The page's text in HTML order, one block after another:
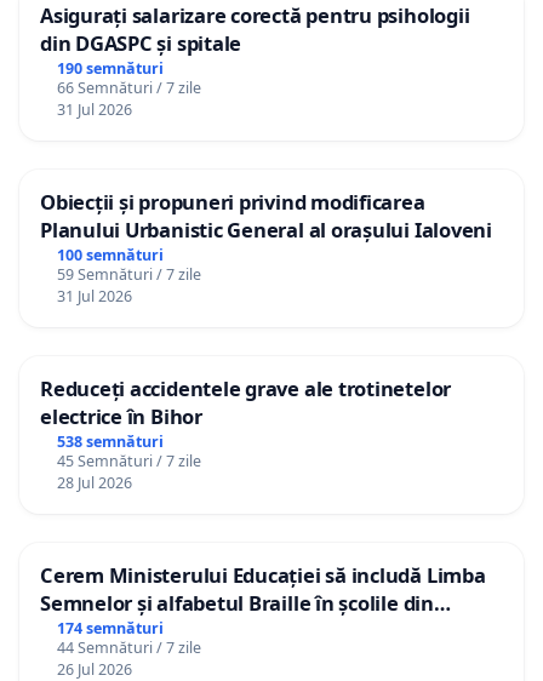
Asigurați salarizare corectă pentru psihologii
din DGASPC și spitale
190 semnături
66 Semnături / 7 zile
31 Jul 2026
Obiecții și propuneri privind modificarea
Planului Urbanistic General al orașului Ialoveni
100 semnături
59 Semnături / 7 zile
31 Jul 2026
Reduceți accidentele grave ale trotinetelor
electrice în Bihor
538 semnături
45 Semnături / 7 zile
28 Jul 2026
Cerem Ministerului Educației să includă Limba
Semnelor și alfabetul Braille în școlile din
Republica Moldova!
174 semnături
44 Semnături / 7 zile
26 Jul 2026